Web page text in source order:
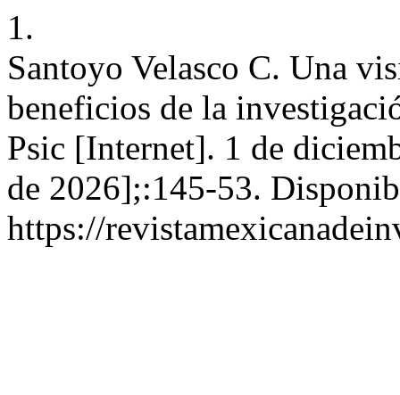
1.
Santoyo Velasco C. Una
beneficios de la
Psic [Internet]. 1 de
de 2026];:145-53.
https://